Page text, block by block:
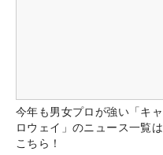
今年も男女プロが強い「キャ
ロウェイ」のニュース一覧は
こちら！